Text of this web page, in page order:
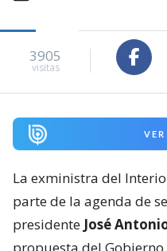
3905
visitas
VER
La exministra del
parte de la agenda de
presidente José
propuesta del